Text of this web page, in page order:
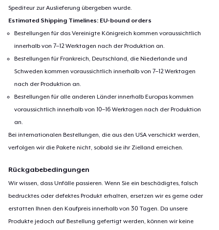
Spediteur zur Auslieferung übergeben wurde.
Estimated Shipping Timelines: EU-bound orders
Bestellungen für das Vereinigte Königreich kommen voraussichtlich
innerhalb von 7–12 Werktagen nach der Produktion an.
Bestellungen für Frankreich, Deutschland, die Niederlande und
Schweden kommen voraussichtlich innerhalb von 7–12 Werktagen
nach der Produktion an.
Bestellungen für alle anderen Länder innerhalb Europas kommen
voraussichtlich innerhalb von 10–16 Werktagen nach der Produktion
an.
Bei internationalen Bestellungen, die aus den USA verschickt werden,
verfolgen wir die Pakete nicht, sobald sie ihr Zielland erreichen.
Rückgabebedingungen
Wir wissen, dass Unfälle passieren. Wenn Sie ein beschädigtes, falsch
bedrucktes oder defektes Produkt erhalten, ersetzen wir es gerne oder
erstatten Ihnen den Kaufpreis innerhalb von 30 Tagen. Da unsere
Produkte jedoch auf Bestellung gefertigt werden, können wir keine